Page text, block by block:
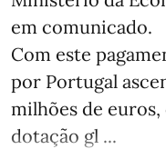
em comunicado.
Com este
por Portugal
milhões de euros,
dotação gl ...